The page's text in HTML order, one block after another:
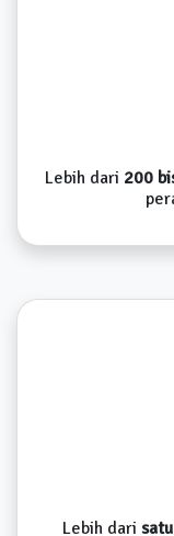
Lebih dari 200
Lebih dari